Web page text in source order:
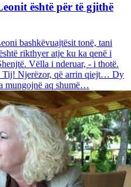
është për të gjithë
bashkëvuajtësit tonë, tani
rikthyer atje ku ka qenë i
Vëlla i nderuar, - i thotë.
Tij! Njerëzor, që arrin qiejt… Dy
mungojnë aq shumë…